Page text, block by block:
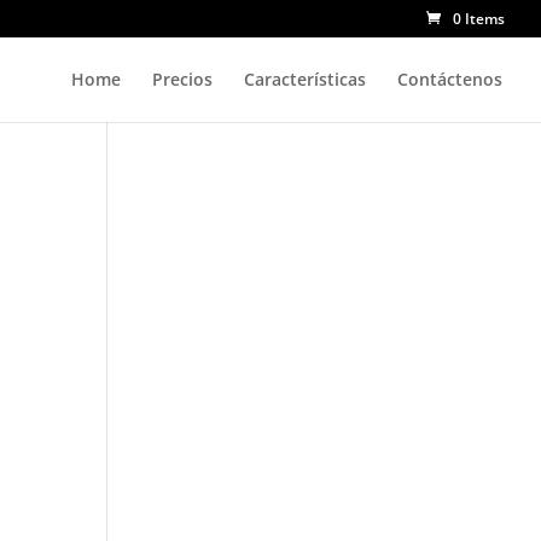
0 Items
Home Precios Características Contáctenos